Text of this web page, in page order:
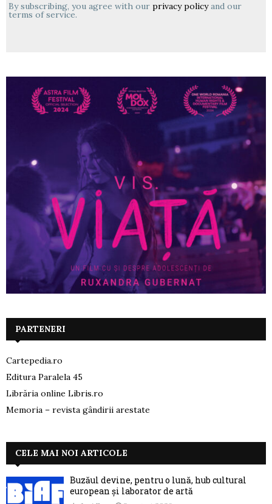
By subscribing, you agree with our privacy policyand our
terms of service.
PARTENERI
Cartepedia.ro
Editura Paralela 45
Librăria online Libris.ro
Memoria – revista gândirii arestate
CELE MAI NOI ARTICOLE
Buzăul devine, pentru o lună, hub cultural
european și laborator de artă